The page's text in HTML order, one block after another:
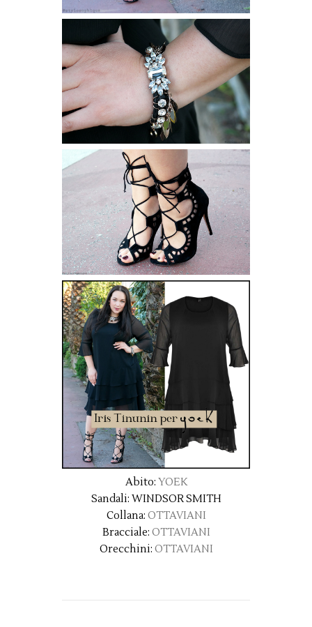
Abito: YOEK
Sandali: WINDSOR SMITH
Collana: OTTAVIANI
Bracciale: OTTAVIANI
Orecchini: OTTAVIANI